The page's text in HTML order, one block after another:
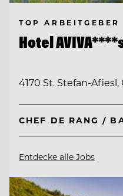
TOP ARBEITGEBER
Hotel
4170 St. Stefan-
CHEF
Entdecke alle Jobs